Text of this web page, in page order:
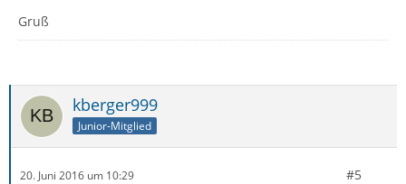
Gruß
kberger999
Junior-Mitglied
20. Juni 2016 um 10:29 #5